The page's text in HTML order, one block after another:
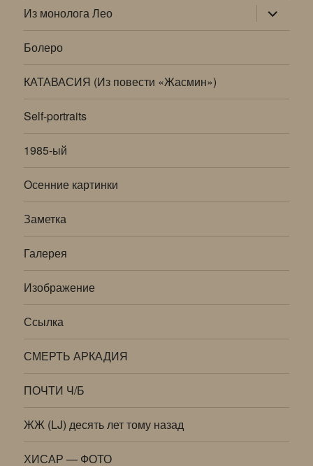
Из монолога Лео раскрыть
дочернее
меню
Болеро
КАТАВАСИЯ (Из повести «Жасмин»)
Self-portraits
1985-ый
Осенние картинки
Заметка
Галерея
Изображение
Ссылка
СМЕРТЬ АРКАДИЯ
ПОЧТИ Ч/Б
ЖЖ (LJ) десять лет тому назад
ХИСАР — ФОТО